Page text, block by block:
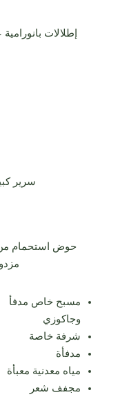
إطلالات
سرير
حوض استحمام من
مسبح خاص مدفأ
وجاكوزي
شرفة خاصة
مدفأة
مياه معدنية معبأة
مجفف شعر